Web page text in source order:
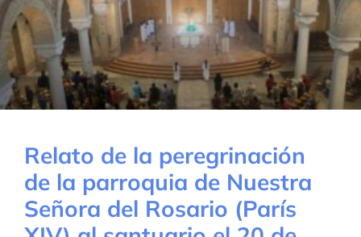
Relato de la peregrinación
de la parroquia de Nuestra
Señora del Rosario (París